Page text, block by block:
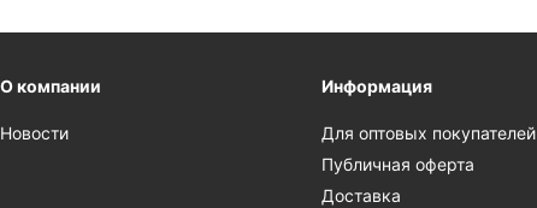
О компании
Новости
Информация
Для оптовых покупателей
Публичная оферта
Доставка